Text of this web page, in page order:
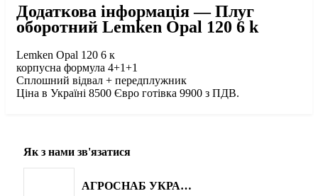
Додаткова інформація — Плуг
оборотний Lemken Opal 120 6 k
Lemken Opal 120 6 к
корпусна формула 4+1+1
Сплошний відвал + передплужник
Ціна в Україні 8500 Євро готівка 9900 з ПДВ.
Як з нами зв'язатися
АГРОСНАБ УКРАЇНА